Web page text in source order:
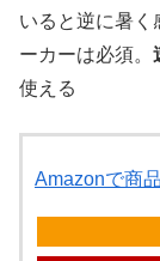
いると逆に暑く
ーカーは必須。
使える
Amazonで商